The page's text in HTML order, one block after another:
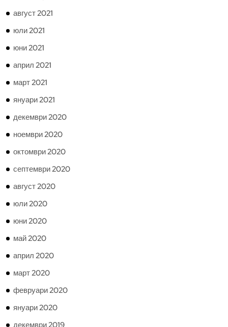
август 2021
юли 2021
юни 2021
април 2021
март 2021
януари 2021
декември 2020
ноември 2020
октомври 2020
септември 2020
август 2020
юли 2020
юни 2020
май 2020
април 2020
март 2020
февруари 2020
януари 2020
декември 2019